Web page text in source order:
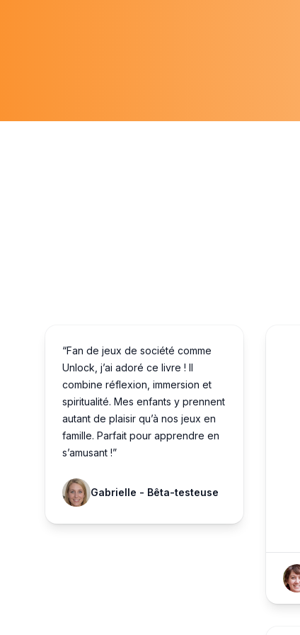
“Fan de jeux de société comme
Unlock, j’ai adoré ce livre ! Il
combine réflexion, immersion et
spiritualité. Mes enfants y prennent
autant de plaisir qu’à nos jeux en
famille. Parfait pour apprendre en
s’amusant !”
Gabrielle - Bêta-testeuse